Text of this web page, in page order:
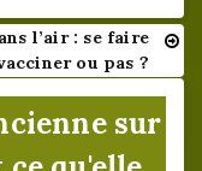
l’air : se faire
ou pas ?
sur